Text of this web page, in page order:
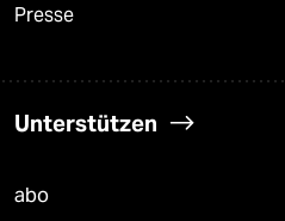
Presse
Unterstützen
abo